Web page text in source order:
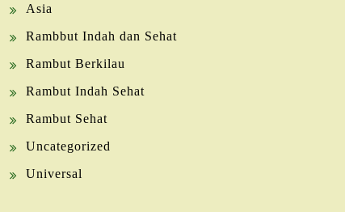
Asia
Rambbut Indah dan Sehat
Rambut Berkilau
Rambut Indah Sehat
Rambut Sehat
Uncategorized
Universal